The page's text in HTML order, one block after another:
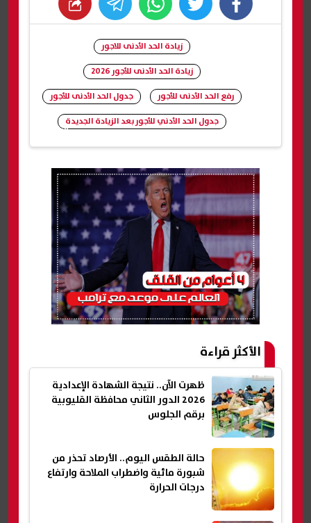
facebook
twitter
whats
شارك
زيادة الحد الأدنى للاجور
زيادة الحد الأدنى للأجور 2026
رفع الحد الأدنى للأجور
جدول الحد الأدنى للأجور
جدول الحد الأدني للأجور بعد الزيادة الجديدة
الأكثر قراءة
ظهرت الآن.. نتيجة الشهادة الإعدادية
2026 الدور الثاني محافظة القليوبية
برقم الجلوس
حالة الطقس اليوم.. الأرصاد تحذر من
شبورة مائية واضطراب الملاحة وارتفاع
درجات الحرارة